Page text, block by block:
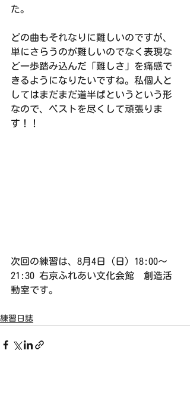
た。
どの曲もそれなりに難しいのですが、
単にさらうのが難しいのでなく表現な
ど一歩踏み込んだ「難しさ」を痛感で
きるようになりたいですね。私個人と
してはまだまだ道半ばというという形
なので、ベストを尽くして頑張りま
す！！
次回の練習は、8月4日（日）18:00〜
21:30 右京ふれあい文化会館　創造活
動室です。
練習日誌